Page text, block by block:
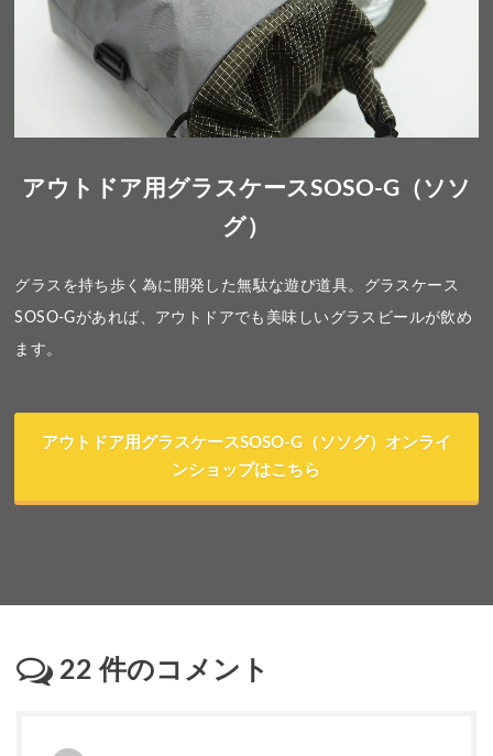
アウトドア用グラスケースSOSO-G（ソソ
グ）
グラスを持ち歩く為に開発した無駄な遊び道具。グラスケース
SOSO-Gがあれば、アウトドアでも美味しいグラスビールが飲め
ます。
アウトドア用グラスケースSOSO-G（ソソグ）オンライ
ンショップはこちら
22 件のコメント